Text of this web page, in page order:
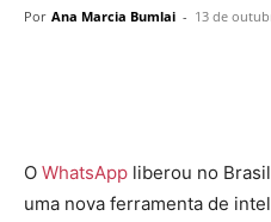
Por Ana Marcia Bumlai - 13 de
O WhatsApp liberou no
uma nova ferramenta de